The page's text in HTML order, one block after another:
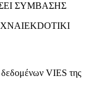
ΣΥΜΒΑΣΗΣ
EKDOTIKI
VIES της